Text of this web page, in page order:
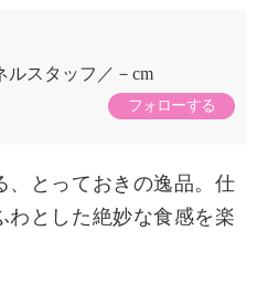
ルスタッフ
－cm
フォローする
、とっておきの逸品。仕
わとした絶妙な食感を楽